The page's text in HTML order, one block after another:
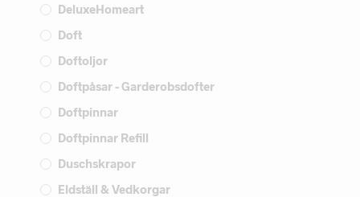
DeluxeHomeart
Doft
Doftoljor
Doftpåsar - Garderobsdofter
Doftpinnar
Doftpinnar Refill
Duschskrapor
Eldställ & Vedkorgar